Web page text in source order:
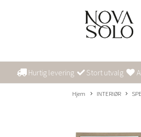
Hurtig levering Stort utvalg
Hjem INTERIØR